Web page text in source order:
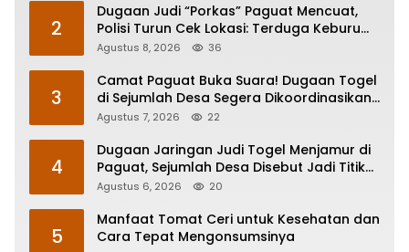
2
Dugaan Judi “Porkas” Paguat Mencuat,
Polisi Turun Cek Lokasi: Terduga Keburu
Menghilang
Agustus 8, 2026 36
3
Camat Paguat Buka Suara! Dugaan Togel
di Sejumlah Desa Segera Dikoordinasikan
ke Polisi
Agustus 7, 2026 22
4
Dugaan Jaringan Judi Togel Menjamur di
Paguat, Sejumlah Desa Disebut Jadi Titik
Operasi
Agustus 6, 2026 20
5
Manfaat Tomat Ceri untuk Kesehatan dan
Cara Tepat Mengonsumsinya